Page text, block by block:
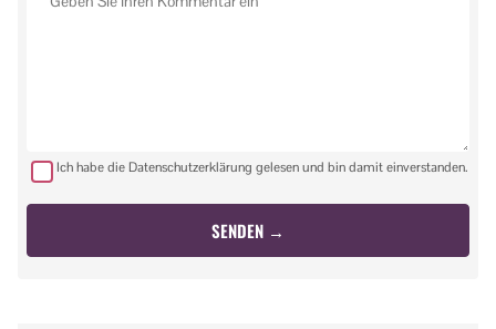
Ich habe die Datenschutzerklärung gelesen und bin damit einverstanden.